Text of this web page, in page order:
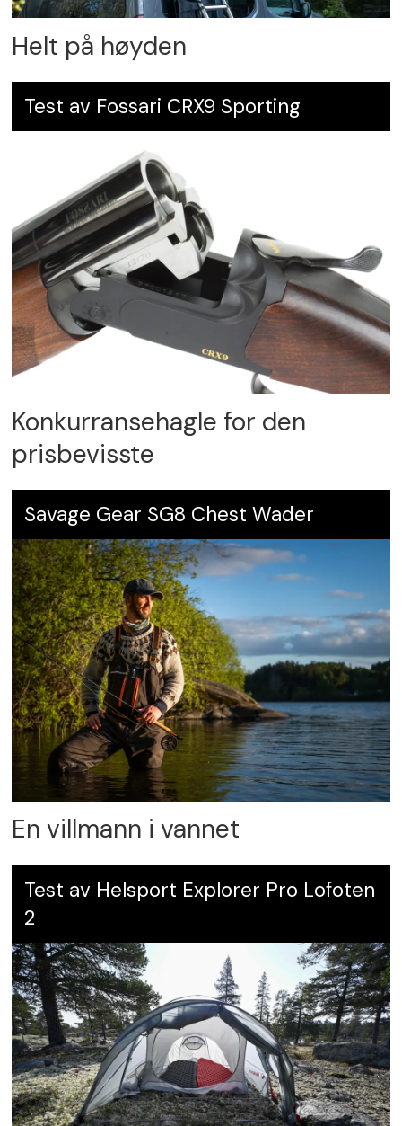
Helt på høyden
Test av Fossari CRX9 Sporting
Konkurransehagle for den
prisbevisste
Savage Gear SG8 Chest Wader
En villmann i vannet
Test av Helsport Explorer Pro Lofoten
2